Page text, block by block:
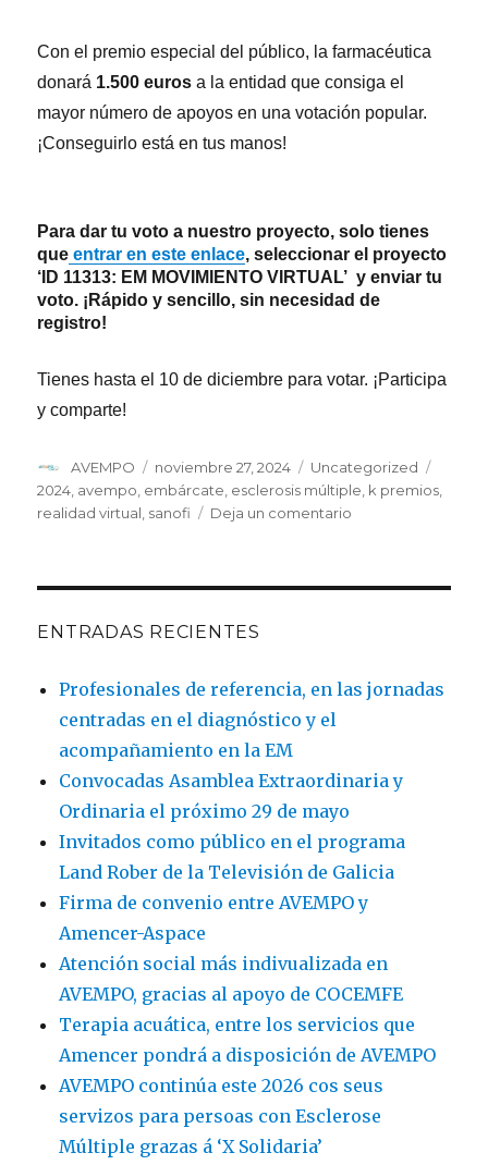
Con el premio especial del público, la farmacéutica
donará 1.500 euros a la entidad que consiga el
mayor número de apoyos en una votación popular.
¡Conseguirlo está en tus manos!
Para dar tu voto a nuestro proyecto, solo tienes
que entrar en este enlace, seleccionar el proyecto
‘ID 11313: EM MOVIMIENTO VIRTUAL’ y enviar tu
voto. ¡Rápido y sencillo, sin necesidad de
registro!
Tienes hasta el 10 de diciembre para votar. ¡Participa
y comparte!
Autor
AVEMPO
Publicado
el
noviembre 27, 2024 Categorías
Uncategorized
2024 avempo embárcate esclerosis múltiple k premios
realidad virtual sanofi Deja un comentario
2024
ENTRADAS RECIENTES
Profesionales de referencia, en las jornadas
centradas en el diagnóstico y el
acompañamiento en la EM
Convocadas Asamblea Extraordinaria y
Ordinaria el próximo 29 de mayo
Invitados como público en el programa
Land Rober de la Televisión de Galicia
Firma de convenio entre AVEMPO y
Amencer-Aspace
Atención social más indivualizada en
AVEMPO, gracias al apoyo de COCEMFE
Terapia acuática, entre los servicios que
Amencer pondrá a disposición de AVEMPO
AVEMPO continúa este 2026 cos seus
servizos para persoas con Esclerose
Múltiple grazas á ‘X Solidaria’